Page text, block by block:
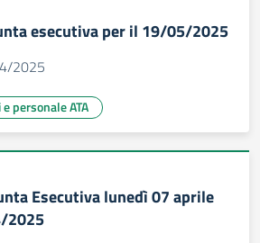
esecutiva per il 19/05/2025
2025
personale ATA
Esecutiva lunedì 07 aprile
2025